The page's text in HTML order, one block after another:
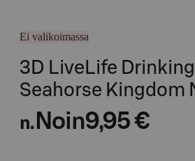
Ei valikoimassa
3D LiveLife
Seahorse Kingdom
n. Noin9,95 €